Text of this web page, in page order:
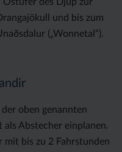
Ostufer des Djúp zur
und bis zum
(„Wonnetal“).
oben genannten
als Abstecher einplanen.
mit bis zu 2 Fahrstunden